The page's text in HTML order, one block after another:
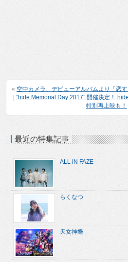
« 空中カメラ、デビューアルバムより「恋
| “hide Memorial Day 2017” 開催決定！
特別再上映も！
最近の特集記事
ALL iN FAZE
らくなつ
天女神樂